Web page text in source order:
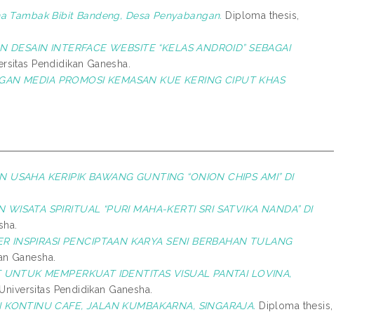
Tambak Bibit Bandeng, Desa Penyabangan. Diploma thesis,
DESAIN INTERFACE WEBSITE “KELAS ANDROID” SEBAGAI
Pendidikan Ganesha.
MEDIA PROMOSI KEMASAN KUE KERING CIPUT KHAS
USAHA KERIPIK BAWANG GUNTING “ONION CHIPS AMI” DI
SPIRITUAL “PURI MAHA-KERTI SRI SATVIKA NANDA” DI
INSPIRASI PENCIPTAAN KARYA SENI BERBAHAN TULANG
Ganesha.
MEMPERKUAT IDENTITAS VISUAL PANTAI LOVINA,
Pendidikan Ganesha.
CAFE, JALAN KUMBAKARNA, SINGARAJA. Diploma thesis,